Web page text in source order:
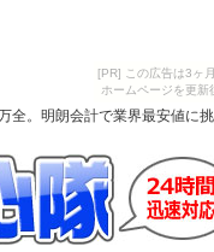
[PR] この広告は3ヶ
ホームページを更
全。明朗会計で業界最安値に